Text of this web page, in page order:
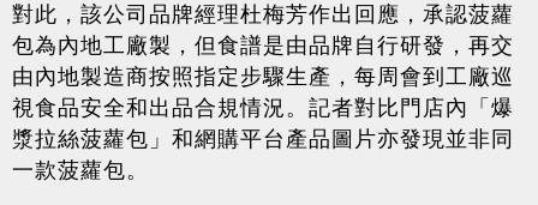
對此，該公司品牌經理杜梅芳作出回應，承認菠蘿
包為內地工廠製，但食譜是由品牌自行研發，再交
由內地製造商按照指定步驟生產，每周會到工廠巡
視食品安全和出品合規情況。記者對比門店內「爆
漿拉絲菠蘿包」和網購平台產品圖片亦發現並非同
一款菠蘿包。